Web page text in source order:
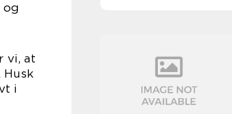
og
vi, at
i